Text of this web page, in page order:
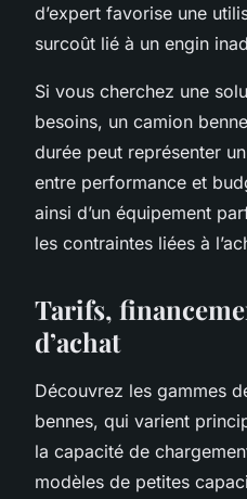
d’expert favorise une
surcoût lié à un engin
Si vous cherchez une
besoins, un camion
durée peut représenter
entre performance et
ainsi d’un équipement
les contraintes liées à
Tarifs,
d’achat
Découvrez les gammes
bennes, qui varient
la capacité de
modèles de petites